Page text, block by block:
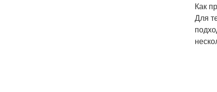
Как
Для